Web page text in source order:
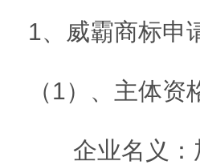
1、威霸商标申
（1）、主体资
企业名义：